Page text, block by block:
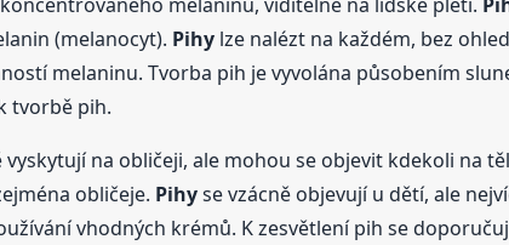
(melanocyt). Pihylze nalézt na každém, bez
melaninu. Tvorba pih je vyvolána působením
tvorbě pih.
na obličeji, ale mohou se objevit kdekoli na
obličeje. Pihyse vzácně objevují u dětí, ale
vhodných krémů. K zesvětlení pih se